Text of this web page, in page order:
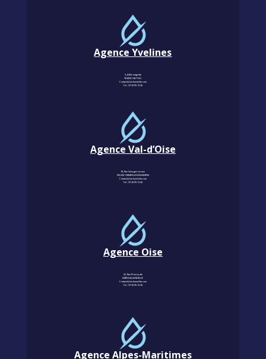
Agence Yvelines
3, Allée magritte
78400 CHATOU
Contact@km-humidite.com
Tel :01 30 76 13 26
Agence Val-d’Oise
18, Rue Georges Leroux
95240 CORMEILLES-EN-PARISIS
Contact@km-humidite.com
Tel :01 30 76 13 26
Agence Oise
22, Rue Principale
60850 LALANDELLE
Contact@km-humidite.com
Tel :01 30 76 13 26
Agence Alpes-Maritimes